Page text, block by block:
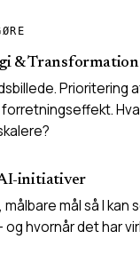
& Transformation
Prioritering
initiativer
mål så I kan
og hvornår det har